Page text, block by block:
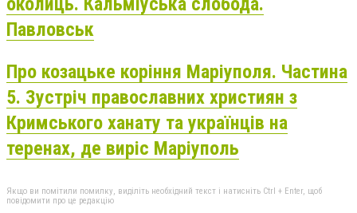
Павловськ
Про козацьке коріння Маріуполя. Частина
5. Зустріч православних християн з
Кримського ханату та українців на
теренах, де виріс Маріуполь
Якщо ви помітили помилку, виділіть необхідний текст і натисніть Ctrl + Enter, щоб
повідомити про це редакцію